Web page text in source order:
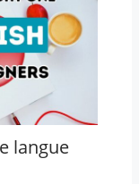
langue